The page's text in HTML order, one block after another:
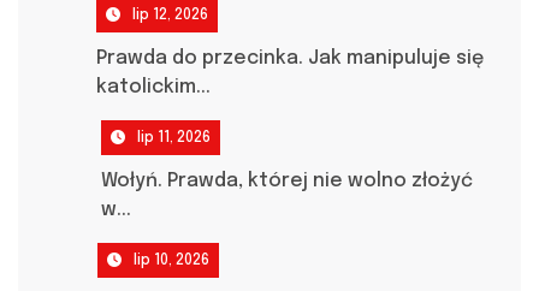
lip 12, 2026
Prawda do przecinka. Jak manipuluje się
katolickim...
lip 11, 2026
Wołyń. Prawda, której nie wolno złożyć
w...
lip 10, 2026